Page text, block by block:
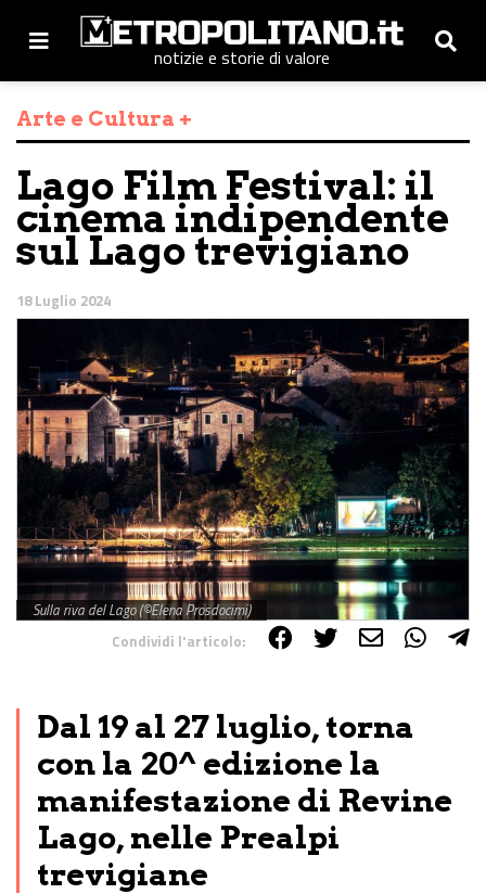
notizie e storie di valore
Arte e Cultura +
Lago Film Festival: il
cinema indipendente
sul Lago trevigiano
18 Luglio 2024
Sulla riva del Lago (©Elena Prosdocimi)
Condividi l'articolo:
Dal 19 al 27 luglio, torna
con la 20^ edizione la
manifestazione di Revine
Lago, nelle Prealpi
trevigiane